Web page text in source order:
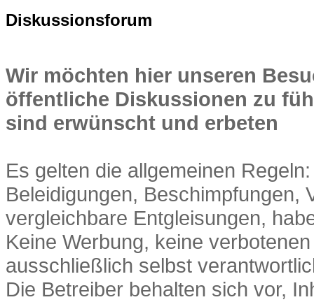
Diskussionsforum
Wir möchten hier unseren
öffentliche Diskussionen zu
sind erwünscht und erbeten
Es gelten die allgemeinen Regeln:
Beleidigungen, Beschimpfungen,
vergleichbare Entgleisungen,
Keine Werbung, keine
ausschließlich selbst
Die Betreiber behalten sich vor,